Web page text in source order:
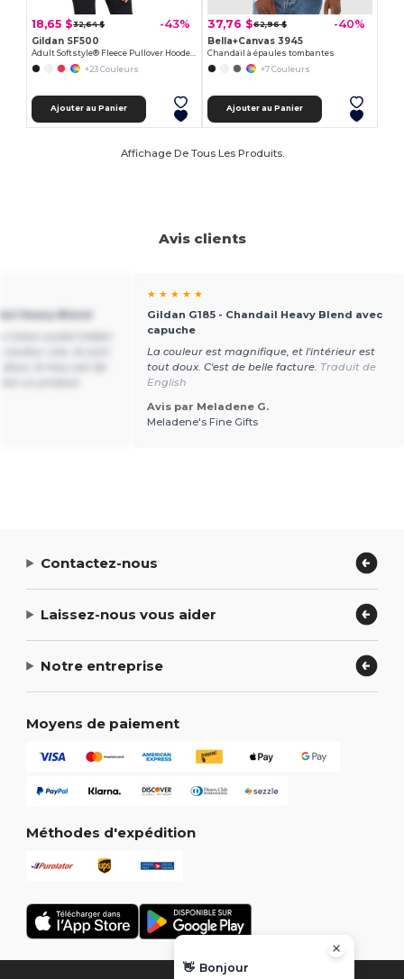
18,65 $32,64 $ -43%
Gildan SF500
+23 Couleurs
Ajouter au Panier
37,76 $62,96 $ -40%
Bella+Canvas 3945
Chandail à épaules tombantes
+7 Couleurs
Ajouter au Panier
Affichage De Tous Les Produits.
Avis clients
Heavy Blend
★ ★ ★ ★ ★
Gildan G185 - Chandail Heavy Blend avec
capuche
La couleur est magnifique, et l'intérieur est
tout doux. C'est de belle facture. Traduit de
English
Avis par Meladene G.
Meladene's Fine Gifts
Contactez-nous
Laissez-nous vous aider
Notre entreprise
Moyens de paiement
Méthodes d'expédition
👋 Bonjour